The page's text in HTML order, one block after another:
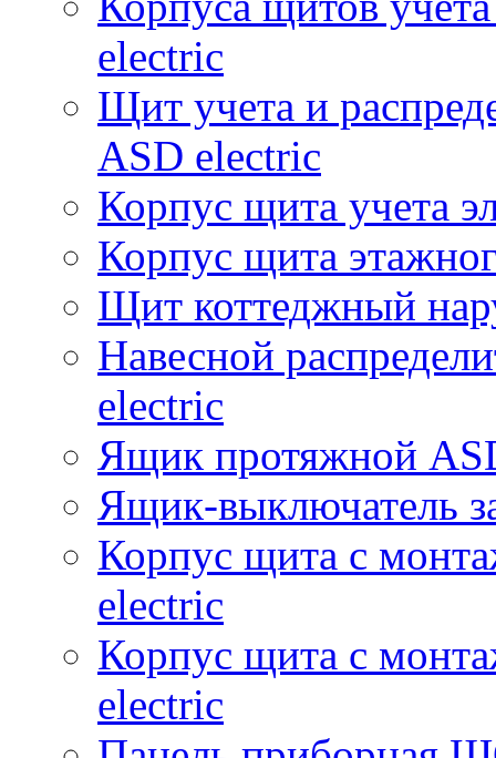
electric
Щит учета и
ASD electric
Корпус щита учета
Корпус щита
Щит коттеджный
Навесной
electric
Ящик протяжной
Ящик-выключатель
Корпус щита с
electric
Корпус щита с
electric